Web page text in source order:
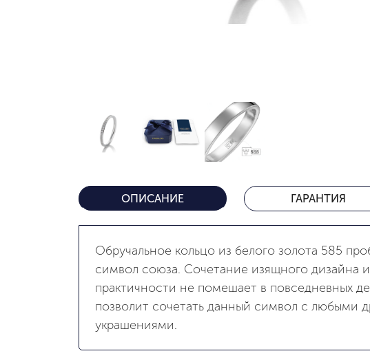
ОПИСАНИЕ ГАРАНТИЯ
Обручальное кольцо из белого золота 585
символ союза. Сочетание изящного дизайна и
практичности не помешает в повседневных
позволит сочетать данный символ с любыми
украшениями.